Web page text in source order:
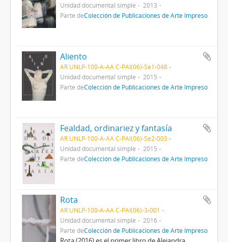
Unidad documental simple
2013
Parte deColección de Publicaciones de Arte Impreso
Aliento
AR UNLP-100-A-AA C-PAI(06)-Se1-048
Unidad documental simple
2015
Parte deColección de Publicaciones de Arte Impreso
Fealdad, ordinariez y fantasía
AR UNLP-100-A-AA C-PAI(06)-Se2-003
Unidad documental simple
2015
Parte deColección de Publicaciones de Arte Impreso
Rota
AR UNLP-100-A-AA C-PAI(06)-3-001
Unidad documental simple
2016
Parte deColección de Publicaciones de Arte Impreso